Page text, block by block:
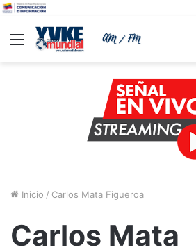
Menu
Inicio / Carlos Mata Figueroa
Carlos Mata